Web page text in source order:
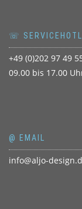
☏
+49 (0)202 97 49
09.00 bis 17.00
@ EMAIL
info@aljo-